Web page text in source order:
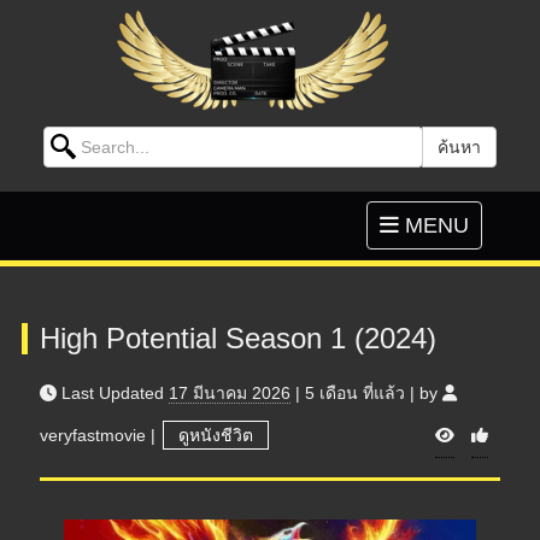
Search for: ค้นหา
Toggle
navigation
MENU
High Potential Season 1 (2024)
Last Updated 17 มีนาคม 2026 | 5 เดือน ที่แล้ว | by
veryfastmovie | ดูหนังชีวิต V
i
e